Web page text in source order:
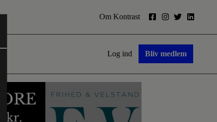
Om Kontrast
Log ind Bliv medlem